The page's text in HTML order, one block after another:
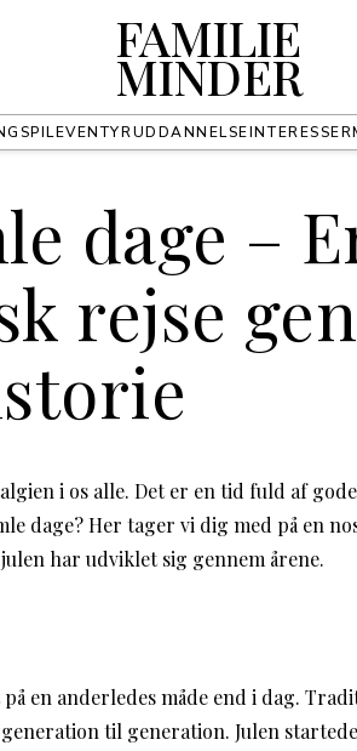
FAMILIE
MINDER
SPILEVENTYRUDDANNELSEINTERESSER
dage –
rejse
i os alle. Det er en tid fuld af
dage? Her tager vi dig med på en
har udviklet sig gennem årene.
en anderledes måde end i dag.
til generation. Julen